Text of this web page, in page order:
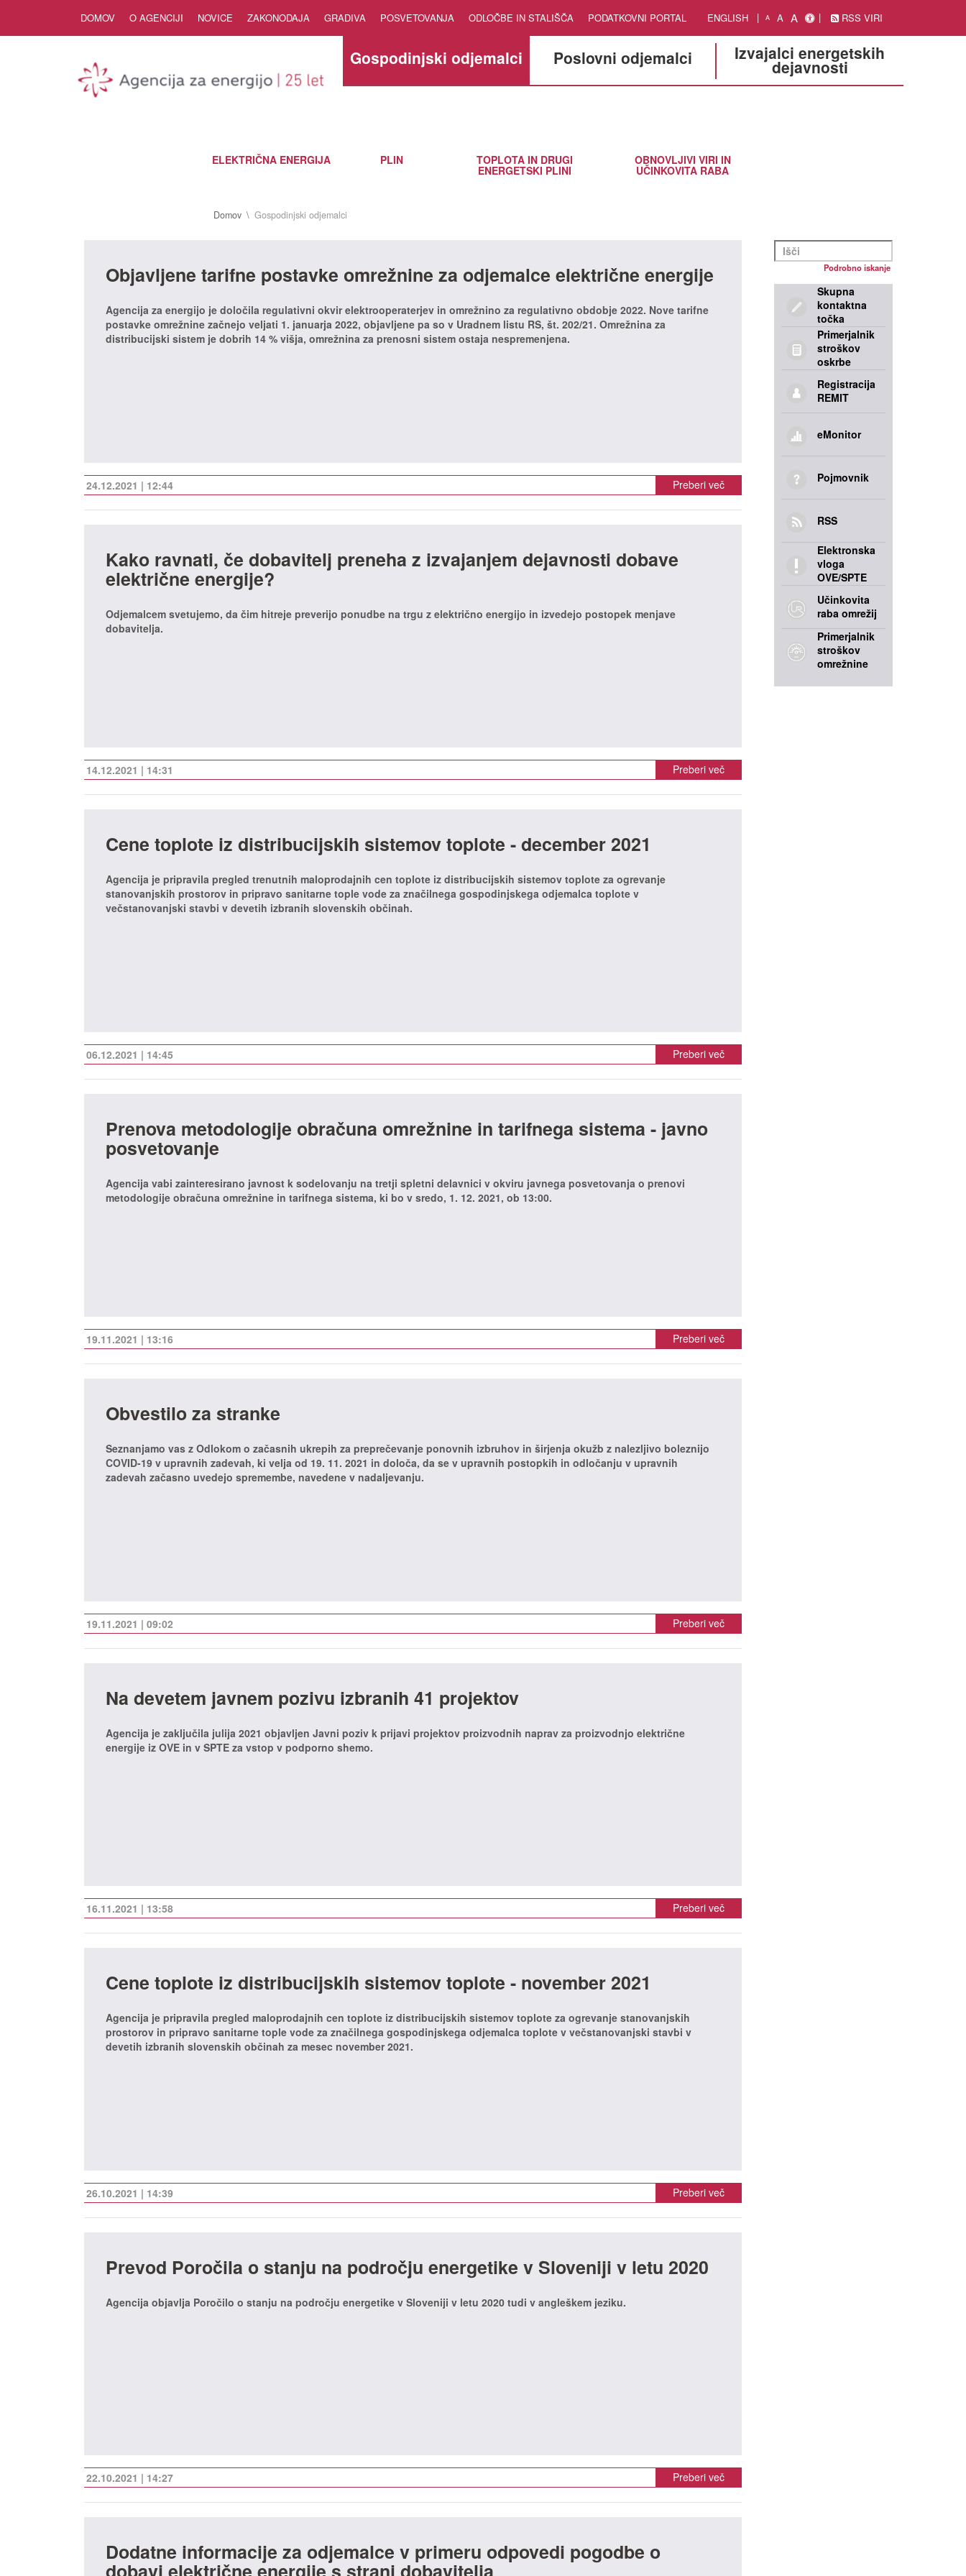
DOMOV O AGENCIJI NOVICE ZAKONODAJA GRADIVA POSVETOVANJA ODLOČBE IN STALIŠČA PODATKOVNI PORTAL ENGLISH A A A RSS VIRI
Gospodinjski odjemalci Poslovni odjemalci Izvajalci energetskih
dejavnosti
ELEKTRIČNA ENERGIJA PLIN TOPLOTA IN DRUGI
ENERGETSKI PLINI
OBNOVLJIVI VIRI IN
UČINKOVITA RABA
Domov Gospodinjski odjemalci
Objavljene tarifne postavke omrežnine za odjemalce električne energije
Agencija za energijo je določila regulativni okvir elektrooperaterjev in omrežnino za regulativno obdobje 2022. Nove tarifne
postavke omrežnine začnejo veljati 1. januarja 2022, objavljene pa so v Uradnem listu RS, št. 202/21. Omrežnina za
distribucijski sistem je dobrih 14 % višja, omrežnina za prenosni sistem ostaja nespremenjena.
24.12.2021 | 12:44 Preberi več
Kako ravnati, če dobavitelj preneha z izvajanjem dejavnosti dobave
električne energije?
Odjemalcem svetujemo, da čim hitreje preverijo ponudbe na trgu z električno energijo in izvedejo postopek menjave
dobavitelja.
14.12.2021 | 14:31 Preberi več
Cene toplote iz distribucijskih sistemov toplote - december 2021
Agencija je pripravila pregled trenutnih maloprodajnih cen toplote iz distribucijskih sistemov toplote za ogrevanje
stanovanjskih prostorov in pripravo sanitarne tople vode za značilnega gospodinjskega odjemalca toplote v
večstanovanjski stavbi v devetih izbranih slovenskih občinah.
06.12.2021 | 14:45 Preberi več
Prenova metodologije obračuna omrežnine in tarifnega sistema - javno
posvetovanje
Agencija vabi zainteresirano javnost k sodelovanju na tretji spletni delavnici v okviru javnega posvetovanja o prenovi
metodologije obračuna omrežnine in tarifnega sistema, ki bo v sredo, 1. 12. 2021, ob 13:00.
19.11.2021 | 13:16 Preberi več
Obvestilo za stranke
Seznanjamo vas z Odlokom o začasnih ukrepih za preprečevanje ponovnih izbruhov in širjenja okužb z nalezljivo boleznijo
COVID-19 v upravnih zadevah, ki velja od 19. 11. 2021 in določa, da se v upravnih postopkih in odločanju v upravnih
zadevah začasno uvedejo spremembe, navedene v nadaljevanju.
19.11.2021 | 09:02 Preberi več
Na devetem javnem pozivu izbranih 41 projektov
Agencija je zaključila julija 2021 objavljen Javni poziv k prijavi projektov proizvodnih naprav za proizvodnjo električne
energije iz OVE in v SPTE za vstop v podporno shemo.
16.11.2021 | 13:58 Preberi več
Cene toplote iz distribucijskih sistemov toplote - november 2021
Agencija je pripravila pregled maloprodajnih cen toplote iz distribucijskih sistemov toplote za ogrevanje stanovanjskih
prostorov in pripravo sanitarne tople vode za značilnega gospodinjskega odjemalca toplote v večstanovanjski stavbi v
devetih izbranih slovenskih občinah za mesec november 2021.
26.10.2021 | 14:39 Preberi več
Prevod Poročila o stanju na področju energetike v Sloveniji v letu 2020
Agencija objavlja Poročilo o stanju na področju energetike v Sloveniji v letu 2020 tudi v angleškem jeziku.
22.10.2021 | 14:27 Preberi več
Dodatne informacije za odjemalce v primeru odpovedi pogodbe o
Podrobno iskanje
Skupna
kontaktna
točka
Primerjalnik
stroškov
oskrbe
Registracija
REMIT
eMonitor
Pojmovnik
RSS
Elektronska
vloga
OVE/SPTE
Učinkovita
raba omrežij
Primerjalnik
stroškov
omrežnine